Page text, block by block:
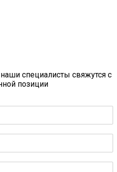
специалисты свяжутся с
позиции